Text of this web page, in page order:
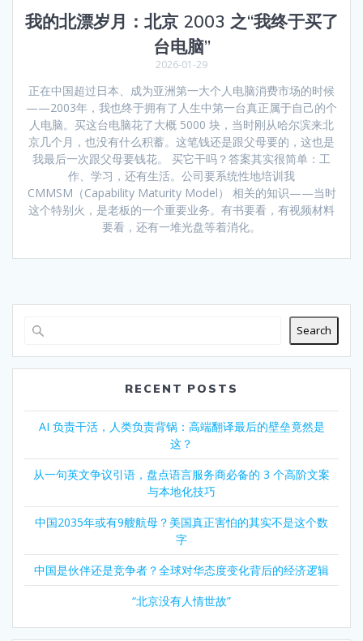
我的北漂岁月：北京 2003 之“我终于买了
台电脑”
2026-01-29
正在中国超过日本、成为亚洲第一大个人电脑消费市场的时候
——2003年，我也终于拥有了人生中第一台真正属于自己的个
人电脑。买这台电脑花了大概 5000 块，当时刚从哈尔滨来北
京几个月，也没有什么积蓄。这笔钱还是跟父母要的，这也是
我最后一次跟父母要钱花。 买它干吗？答案其实很简单：工
作、学习，还有生活。公司要系统性地培训我
CMMSM（Capability Maturity Model） 相关的知识——当时
这个特别火，是老板的一个重要业务。有书要看，有视频材料
要看，还有一堆光盘等着消化。
Search
RECENT POSTS
AI 负责干活，人类负责背锅：高端翻译最后的壁垒竟然是
这？
从一句英文争议引语，盘点语言服务商必备的 3 个高阶文案
与本地化技巧
中国2035年或有9艘航母？美国真正害怕的其实不是这个数
字
中国是伙伴还是竞争者？全球对华态度变化背后的经济逻辑
“北京没有人情世故”